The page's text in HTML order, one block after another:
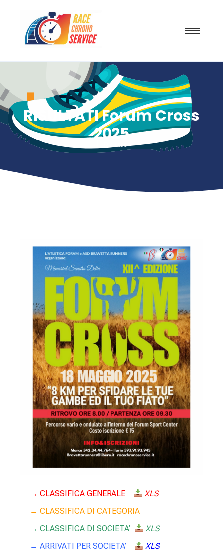
RISULTATI Forum Cross
2025
Risultati
→ CLASSIFICA GENERALE
XLS
→ CLASSIFICA DI CATEGORIA
→ CLASSIFICA DI SOCIETA’
XLS
→ ARRIVATI PER SOCIETA’ XLS